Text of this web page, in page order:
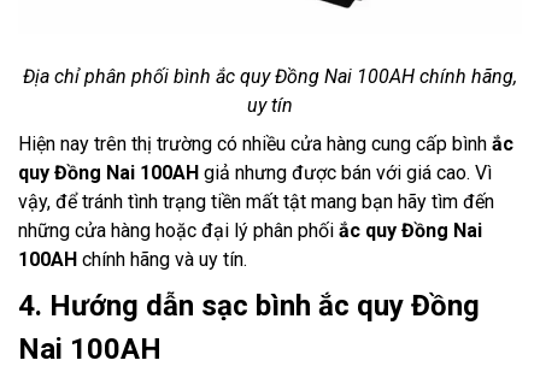
Địa chỉ phân phối bình ắc quy Đồng Nai 100AH chính hãng,
uy tín
Hiện nay trên thị trường có nhiều cửa hàng cung cấp bình ắc
quy Đồng Nai 100AH giả nhưng được bán với giá cao. Vì
vậy, để tránh tình trạng tiền mất tật mang bạn hãy tìm đến
những cửa hàng hoặc đại lý phân phối ắc quy Đồng Nai
100AH chính hãng và uy tín.
4. Hướng dẫn sạc bình ắc quy Đồng
Nai 100AH